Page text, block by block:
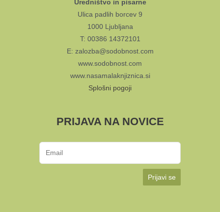
Uredništvo in pisarne
Ulica padlih borcev 9
1000 Ljubljana
T: 00386 14372101
E: zalozba@sodobnost.com
www.sodobnost.com
www.nasamalaknjiznica.si
Splošni pogoji
PRIJAVA NA NOVICE
Prijavi se